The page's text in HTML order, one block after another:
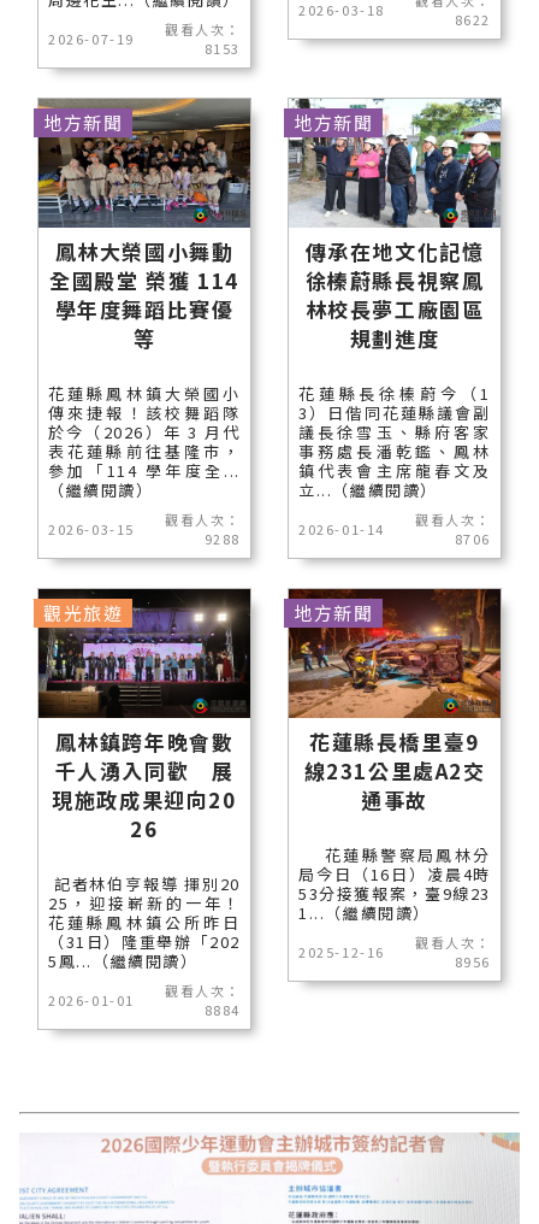
2026-07-19
觀看人次：
8153
2026-03-18
8622
鳳林大榮國小舞動
全國殿堂 榮獲 114
學年度舞蹈比賽優
等
花蓮縣鳳林鎮大榮國小
傳來捷報！該校舞蹈隊
於今（2026）年 3 月代
表花蓮縣前往基隆市，
參加「114 學年度全...
（繼續閱讀）
2026-03-15
觀看人次：
9288
地方新聞
傳承在地文化記憶
徐榛蔚縣長視察鳳
林校長夢工廠園區
規劃進度
花蓮縣長徐榛蔚今（1
3）日偕同花蓮縣議會副
議長徐雪玉、縣府客家
事務處長潘乾鑑、鳳林
鎮代表會主席龍春文及
立...（繼續閱讀）
2026-01-14
觀看人次：
8706
地方新聞
鳳林鎮跨年晚會數
千人湧入同歡 展
現施政成果迎向20
26
記者林伯亨報導 揮別20
25，迎接嶄新的一年！
花蓮縣鳳林鎮公所昨日
（31日）隆重舉辦「202
5鳳...（繼續閱讀）
2026-01-01
觀看人次：
8884
觀光旅遊
花蓮縣長橋里臺9
線231公里處A2交
通事故
花蓮縣警察局鳳林分
局今日（16日）凌晨4時
53分接獲報案，臺9線23
1...（繼續閱讀）
2025-12-16
觀看人次：
8956
地方新聞